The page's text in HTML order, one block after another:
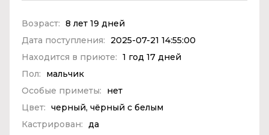
Возраст: 8 лет 19 дней
Дата поступления:
2025-07-21 14:55:00
Находится в приюте: 1 год 17 дней
Пол:
мальчик
Особые приметы:
нет
Цвет: черный, чёрный с белым
Кастрирован: да